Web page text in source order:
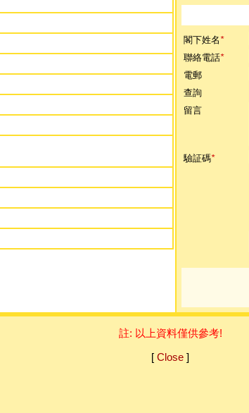
閣下姓名 *
聯絡電話*
電郵
查詢
留言
驗証碼*
註: 以上資料僅供參考!
[ Close ]